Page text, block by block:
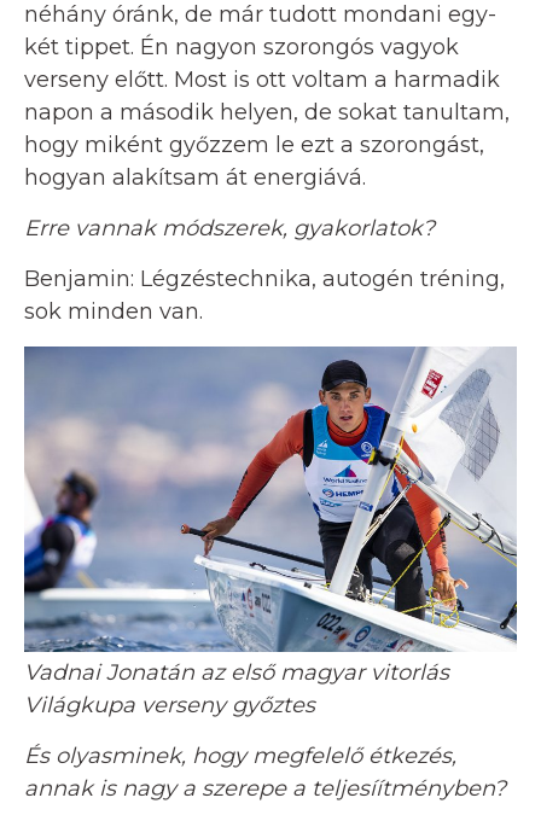
néhány óránk, de már tudott mondani egy-
két tippet. Én nagyon szorongós vagyok
verseny előtt. Most is ott voltam a harmadik
napon a második helyen, de sokat tanultam,
hogy miként győzzem le ezt a szorongást,
hogyan alakítsam át energiává.
Erre vannak módszerek, gyakorlatok?
Benjamin: Légzéstechnika, autogén tréning,
sok minden van.
Vadnai Jonatán az első magyar vitorlás
Világkupa verseny győztes
És olyasminek, hogy megfelelő étkezés,
annak is nagy a szerepe a teljesíítményben?